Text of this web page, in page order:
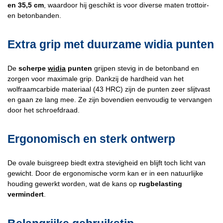
en 35,5 cm , waardoor hij geschikt is voor diverse maten trottoir-
en betonbanden.
Extra grip met duurzame widia punten
De scherpe widia punten grijpen stevig in de betonband en
zorgen voor maximale grip. Dankzij de hardheid van het
wolfraamcarbide materiaal (43 HRC) zijn de punten zeer slijtvast
en gaan ze lang mee. Ze zijn bovendien eenvoudig te vervangen
door het schroefdraad.
Ergonomisch en sterk ontwerp
De ovale buisgreep biedt extra stevigheid en blijft toch licht van
gewicht. Door de ergonomische vorm kan er in een natuurlijke
houding gewerkt worden, wat de kans op rugbelasting
vermindert.